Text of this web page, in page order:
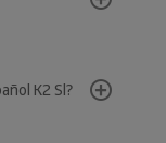
K2 Sl?